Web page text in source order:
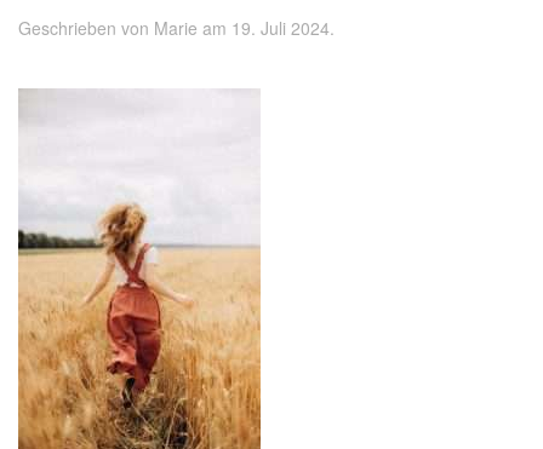
Geschrieben von Marie am 19. Juli 2024.